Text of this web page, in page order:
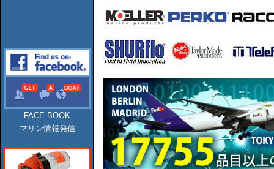
FACE BOOK
マリン情報発信